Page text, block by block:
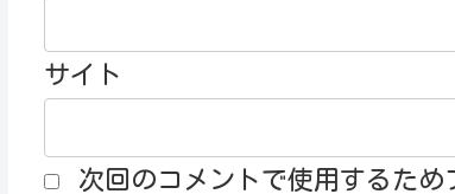
サイト
次回のコメントで使用するた